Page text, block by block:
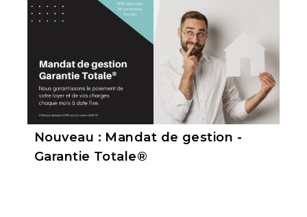
Nouveau : Mandat de gestion -
Garantie Totale®